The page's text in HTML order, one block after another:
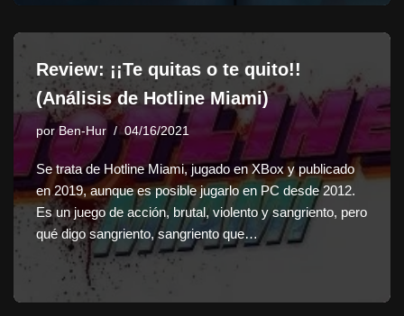
Review: ¡¡Te quitas o te quito!!
(Análisis de Hotline Miami)
porBen-Hur 04/16/2021
Se trata de Hotline Miami, jugado en XBox y publicado
en 2019, aunque es posible jugarlo en PC desde 2012.
Es un juego de acción, brutal, violento y sangriento, pero
qué digo sangriento, sangriento que…